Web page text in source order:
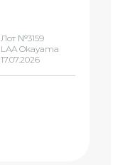
Лот №3159
LAA Okayama
17.07.2026